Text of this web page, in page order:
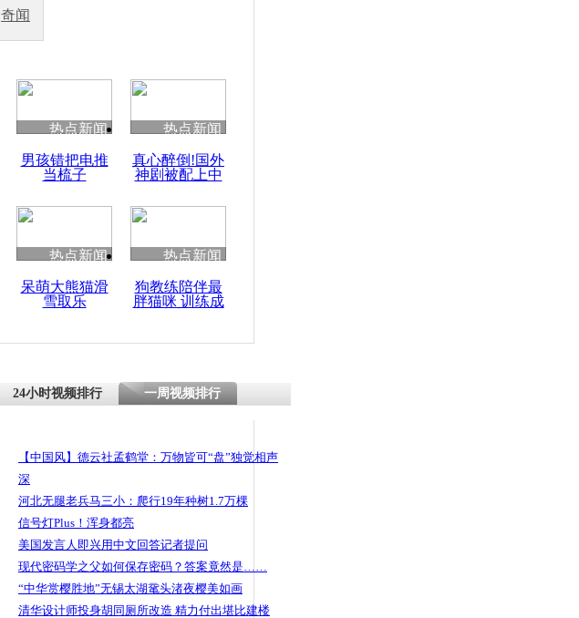
秀
奇闻
热点新闻
男孩错把电推
当梳子
热点新闻
真心醉倒!国外
神剧被配上中
热点新闻
呆萌大熊猫滑
雪取乐
热点新闻
狗教练陪伴最
胖猫咪 训练成
24小时视频排行 一周视频排行
【中国风】德云社孟鹤堂：万物皆可“盘”独觉相声
深
河北无腿老兵马三小：爬行19年种树1.7万棵
信号灯Plus！浑身都亮
美国发言人即兴用中文回答记者提问
现代密码学之父如何保存密码？答案竟然是……
“中华赏樱胜地”无锡太湖鼋头渚夜樱美如画
清华设计师投身胡同厕所改造 精力付出堪比建楼